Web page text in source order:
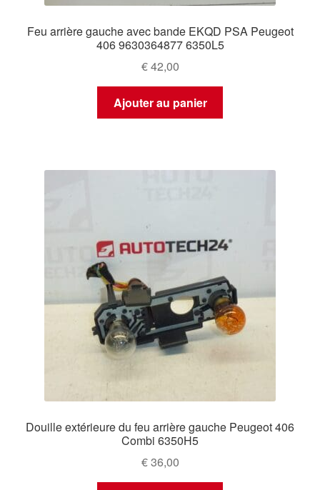
Feu arrière gauche avec bande EKQD PSA Peugeot
406 9630364877 6350L5
€42,00
Ajouter au panier
Douille extérieure du feu arrière gauche Peugeot 406
Combi 6350H5
€36,00